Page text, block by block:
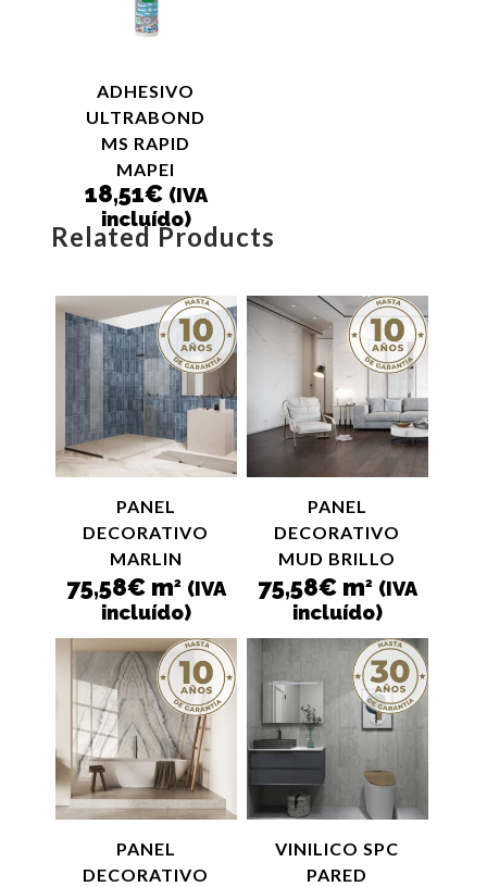
ADHESIVO
ULTRABOND
MS RAPID
MAPEI
18,51€ (IVA
incluído)
Related Products
PANEL
DECORATIVO
MARLIN
75,58€m2 (IVA
incluído)
PANEL
DECORATIVO
MUD BRILLO
75,58€m2 (IVA
incluído)
PANEL
DECORATIVO
VINILICO SPC
PARED